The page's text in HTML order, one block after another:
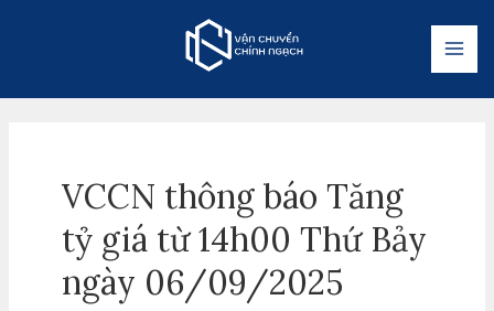
VCCN thông báo Tăng
tỷ giá từ 14h00 Thứ Bảy
ngày 06/09/2025